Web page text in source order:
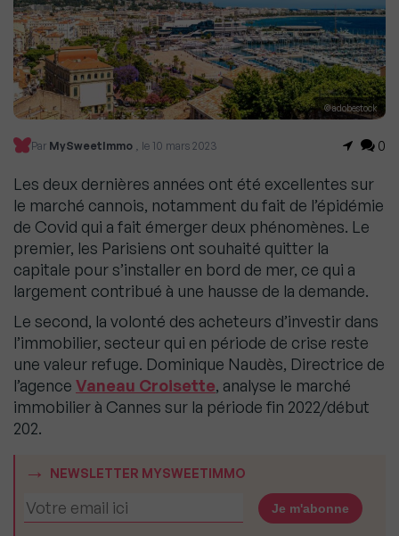
© adobestock
Par MySweetImmo , le 10 mars 2023 0
Les deux dernières années ont été excellentes sur
le marché cannois, notamment du fait de l’épidémie
de Covid qui a fait émerger deux phénomènes. Le
premier, les Parisiens ont souhaité quitter la
capitale pour s’installer en bord de mer, ce qui a
largement contribué à une hausse de la demande.
Le second, la volonté des acheteurs d’investir dans
l’immobilier, secteur qui en période de crise reste
une valeur refuge. Dominique Naudès, Directrice de
l’agence Vaneau Croisette, analyse le marché
immobilier à Cannes sur la période fin 2022/début
202.
NEWSLETTER MYSWEETIMMO